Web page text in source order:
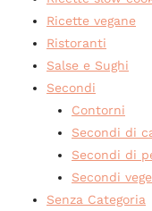
Ricette vegane
Ristoranti
Salse e Sughi
Secondi
Contorni
Secondi di
Secondi di
Secondi
Senza Categoria